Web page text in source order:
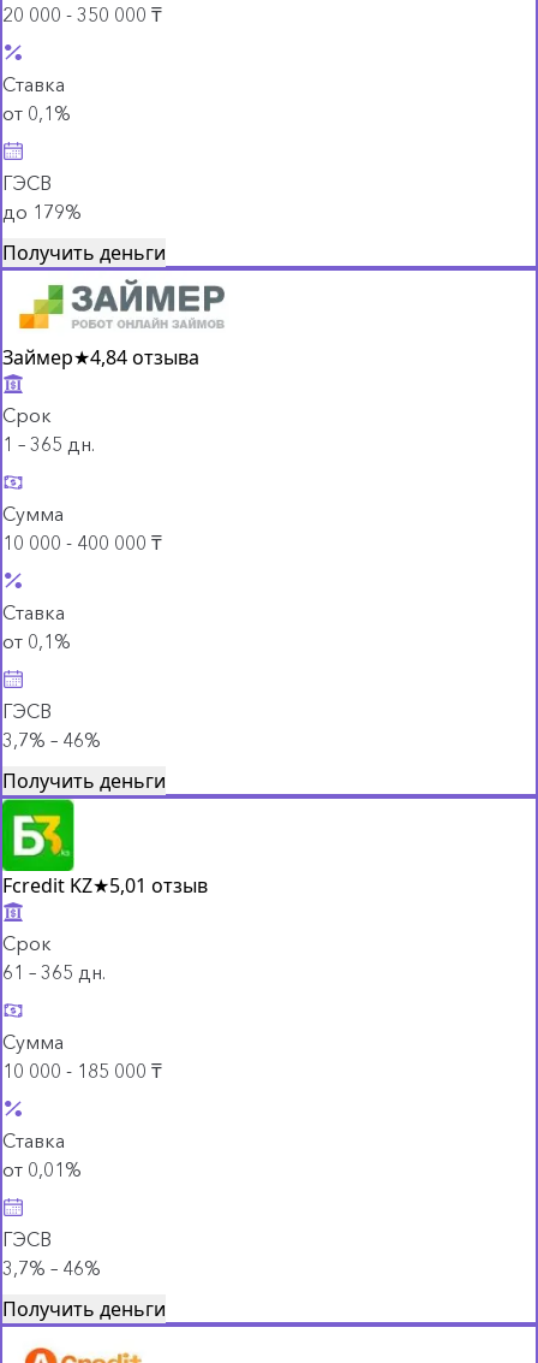
20 000 - 350 000 ₸
Ставка
от 0,1%
ГЭСВ
до 179%
Получить деньги
Займер★4,84 отзыва
Срок
1 – 365 дн.
Сумма
10 000 - 400 000 ₸
Ставка
от 0,1%
ГЭСВ
3,7% – 46%
Получить деньги
Fcredit KZ★5,01 отзыв
Срок
61 – 365 дн.
Сумма
10 000 - 185 000 ₸
Ставка
от 0,01%
ГЭСВ
3,7% – 46%
Получить деньги